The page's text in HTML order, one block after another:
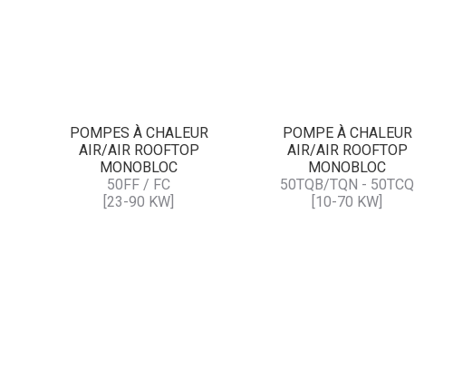
POMPES À CHALEUR
AIR/AIR ROOFTOP
MONOBLOC
50FF / FC
[23-90 KW]
POMPE À CHALEUR
AIR/AIR ROOFTOP
MONOBLOC
50TQB/TQN - 50TCQ
[10-70 KW]